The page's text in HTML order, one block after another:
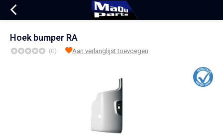
Hoek bumper RA
(0) Aan verlanglijst toevoegen